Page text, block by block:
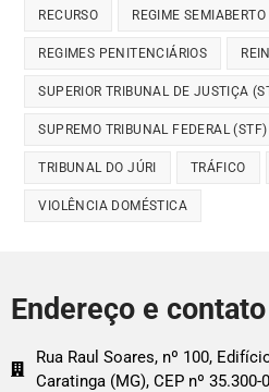
RECURSO REGIME SEMIABERTO
REGIMES PENITENCIÁRIOS
SUPERIOR TRIBUNAL DE JUSTIÇA
SUPREMO TRIBUNAL FEDERAL (STF)
TRIBUNAL DO JÚRI TRÁFICO
VIOLÊNCIA DOMÉSTICA
Endereço e contato
Rua Raul Soares, nº 100,
Caratinga (MG), CEP nº 35.300-